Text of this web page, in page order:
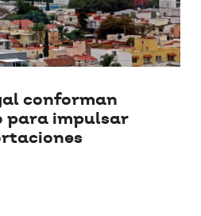
conforman
para impulsar